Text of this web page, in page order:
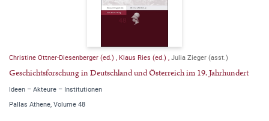
Christine Ottner-Diesenberger (ed.) , Klaus Ries (ed.) , Julia Zieger (asst.)
Geschichtsforschung in Deutschland und Österreich im 19. Jahrhundert
Ideen – Akteure – Institutionen
Pallas Athene, Volume 48